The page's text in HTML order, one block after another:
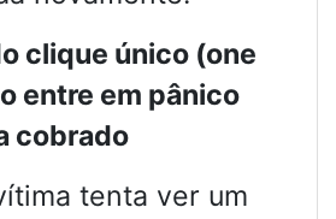
clique único (one
entre em pânico
cobrado
tenta ver um